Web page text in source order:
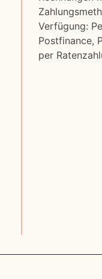
Verfügung:
Postfinance,
per